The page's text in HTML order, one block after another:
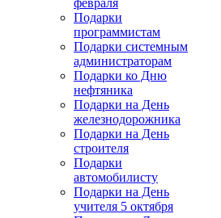
февраля
Подарки
программистам
Подарки системным
администраторам
Подарки ко Дню
нефтяника
Подарки на День
железнодорожника
Подарки на День
строителя
Подарки
автомобилисту
Подарки на День
учителя 5 октября